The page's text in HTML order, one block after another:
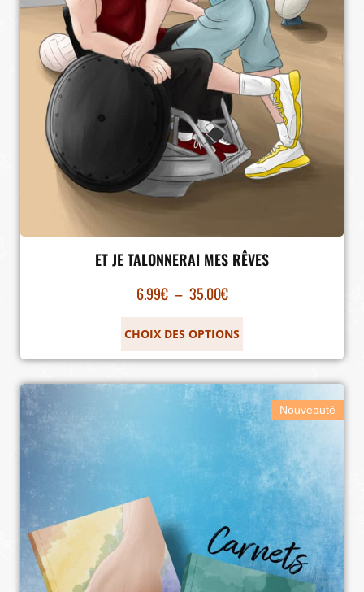
ET JE TALONNERAI MES RÊVES
6.99€ – 35.00€
CHOIX DES OPTIONS
Nouveauté